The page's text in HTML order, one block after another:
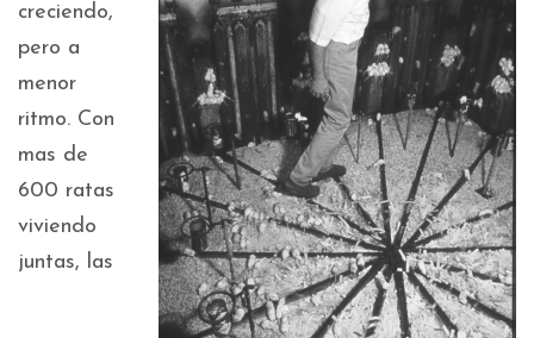
creciendo,
pero a
menor
ritmo. Con
mas de
600 ratas
viviendo
juntas, las